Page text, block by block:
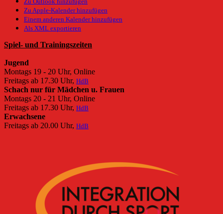
Zu Apple-Kalender hinzufügen
Einem anderen Kalender hinzufügen
Als XML exportieren
Spiel- und Trainingszeiten
Jugend
Montags 19 - 20 Uhr, Online
Freitags ab 17.30 Uhr, HdB
Schach nur für Mädchen u. Frauen
Montags 20 - 21 Uhr, Online
Freitags ab 17.30 Uhr, HdB
Erwachsene
Freitags ab 20.00 Uhr, HdB